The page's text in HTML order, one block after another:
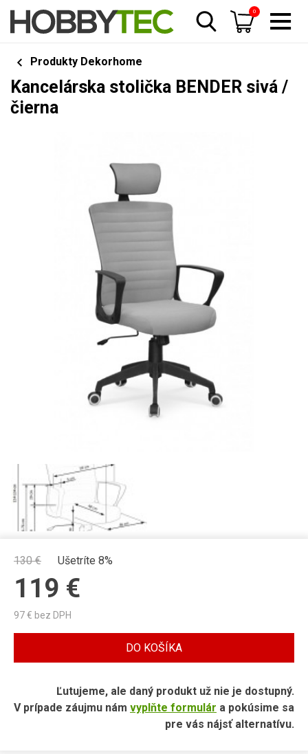
0
Produkty Dekorhome
Kancelárska stolička BENDER sivá /
čierna
130€ Ušetríte 8%
119 €
97€ bez DPH
DO KOŠÍKA
Ľutujeme, ale daný produkt už nie je dostupný.
V prípade záujmu nám vyplňte formulár a pokúsime sa
pre vás nájsť alternatívu.